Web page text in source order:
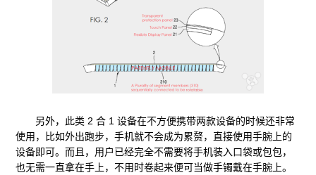
另外，此类 2 合 1 设备在不方便携带两款设备的时候还非常
使用，比如外出跑步，手机就不会成为累赘，直接使用手腕上的
设备即可。而且，用户已经完全不需要将手机装入口袋或包包，
也无需一直拿在手上，不用时卷起来便可当做手镯戴在手腕上。